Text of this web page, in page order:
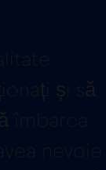
și să
îmbarca
nevoie